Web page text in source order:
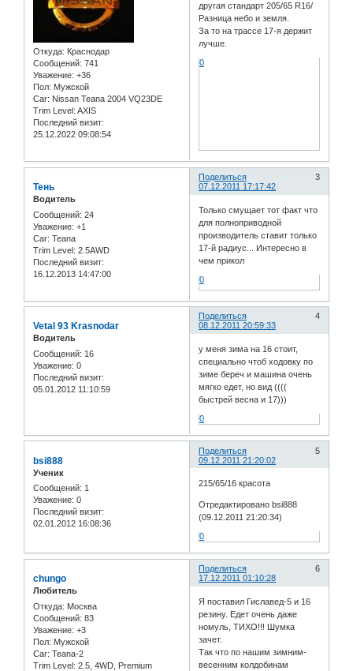
Откуда: Краснодар
Сообщений: 741
Уважение: +36
Пол: Мужской
Car: Nissan Teana 2004 VQ23DE
Trim Level: AXIS
Последний визит:
25.12.2022 09:08:54
другая стандарт 205/65 R16/
Разница небо и земля.
За то на трассе 17-я держит
лучше.
0
Поделиться
3
07.12.2011 17:17:42
Тень
Водитель
Сообщений: 24
Уважение: +1
Car: Teana
Trim Level: 2.5AWD
Последний визит:
16.12.2013 14:47:00
Только смущает тот факт что
для полноприводной
производитель ставит только
17-й радиус... Интересно в
чем прикол
0
Поделиться
4
08.12.2011 20:59:33
Vetal 93 Krasnodar
Водитель
Сообщений: 16
Уважение: 0
Последний визит:
05.01.2012 11:10:59
у меня зима на 16 стоит,
специально чтоб ходовку по
зиме береч и машина очень
мягко едет, но вид ((((
быстрей весна и 17)))
0
Поделиться
5
09.12.2011 21:20:02
bsi888
Ученик
Сообщений: 1
Уважение: 0
Последний визит:
02.01.2012 16:08:36
215/65/16 красота
Отредактировано bsi888
(09.12.2011 21:20:34)
0
Поделиться
6
17.12.2011 01:10:28
chungo
Любитель
Откуда: Москва
Сообщений: 83
Уважение: +3
Пол: Мужской
Car: Teana-2
Trim Level: 2.5, 4WD, Premium
Я поставил Гиславед-5 и 16
резину. Едет очень даже
номуль, ТИХО!!! Шумка
зачет.
Так что по нашим зимним-
весенним колдобинам